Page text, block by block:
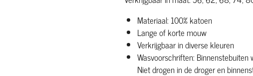
Materiaal: 100% katoen
Lange of korte mouw
Verkrijgbaar in diverse kleuren
Wasvoorschriften: Binnenstebuiten
Niet drogen in de droger en